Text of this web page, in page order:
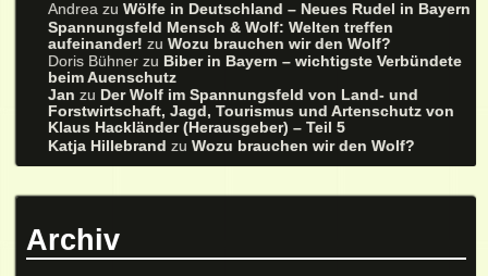
Andrea zuWölfe in Deutschland – Neues Rudel in Bayern
Spannungsfeld Mensch & Wolf: Welten treffen
aufeinander! zuWozu brauchen wir den Wolf?
Doris Bühner zu Biber in Bayern – wichtigste Verbündete
beim Auenschutz
Jan zu Der Wolf im Spannungsfeld von Land- und
Forstwirtschaft, Jagd, Tourismus und Artenschutz von
Klaus Hackländer (Herausgeber) – Teil 5
Katja Hillebrand zuWozu brauchen wir den Wolf?
Archiv